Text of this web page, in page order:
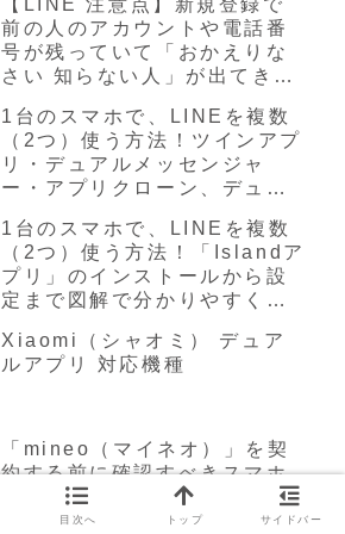
【LINE 注意点】新規登録で
前の人のアカウントや電話番
号が残っていて「おかえりな
さい 知らない人」が出てきた
1台のスマホで、LINEを複数
（2つ）使う方法！ツインアプ
リ・デュアルメッセンジャ
ー・アプリクローン、デュア
1台のスマホで、LINEを複数
（2つ）使う方法！「Islandア
プリ」のインストールから設
定まで図解で分かりやすく説
Xiaomi（シャオミ） デュア
ルアプリ 対応機種
「mineo（マイネオ）」を契
約する前に確認すべきスマホ
のバンド(周波数）5G/4G/3G
別に元プロが分かりやすく解
目次へ トップ サイドバー